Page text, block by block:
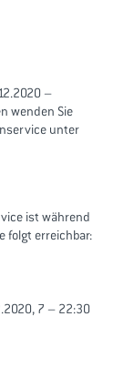
–
wenden Sie
unter
ist während
folgt erreichbar:
7 – 22:30